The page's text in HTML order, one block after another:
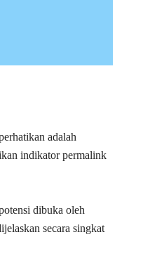
adalah
indikator permalink
dibuka oleh
secara singkat